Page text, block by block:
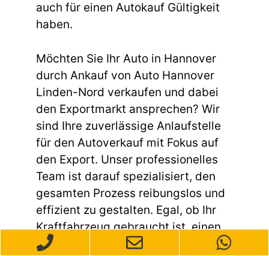
auch für einen Autokauf Gültigkeit
haben.
Möchten Sie Ihr Auto in Hannover
durch Ankauf von Auto Hannover
Linden-Nord verkaufen und dabei
den Exportmarkt ansprechen? Wir
sind Ihre zuverlässige Anlaufstelle
für den Autoverkauf mit Fokus auf
den Export. Unser professionelles
Team ist darauf spezialisiert, den
gesamten Prozess reibungslos und
effizient zu gestalten. Egal, ob Ihr
Kraftfahrzeug gebraucht ist, einen
Unfallschaden aufweist oder andere